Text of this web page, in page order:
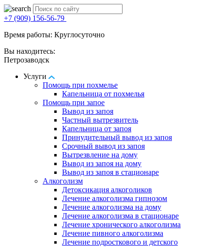
+7 (909) 156-56-79
Время работы: Круглосуточно
Вы находитесь:
Петрозаводск
Услуги
Помощь при похмелье
Капельница от похмелья
Помощь при запое
Вывод из запоя
Частный вытрезвитель
Капельница от запоя
Принудительный вывод из запоя
Срочный вывод из запоя
Вытрезвление на дому
Вывод из запоя на дому
Вывод из запоя в стационаре
Алкоголизм
Детоксикация алкоголиков
Лечение алкоголизма гипнозом
Лечение алкоголизма на дому
Лечение алкоголизма в стационаре
Лечение хронического алкоголизма
Лечение пивного алкоголизма
Лечение подросткового и детского